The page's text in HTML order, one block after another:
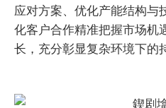
应对方案、优化产能结构与
化客户合作精准把握市场机
长，充分彰显复杂环境下的